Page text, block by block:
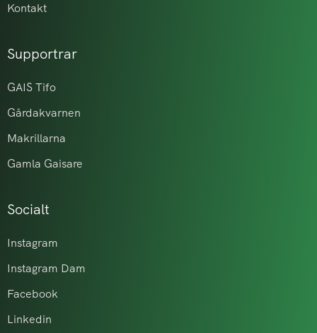
Kontakt
Supportrar
GAIS Tifo
Gårdakvarnen
Makrillarna
Gamla Gaisare
Socialt
Instagram
Instagram Dam
Facebook
Linkedin